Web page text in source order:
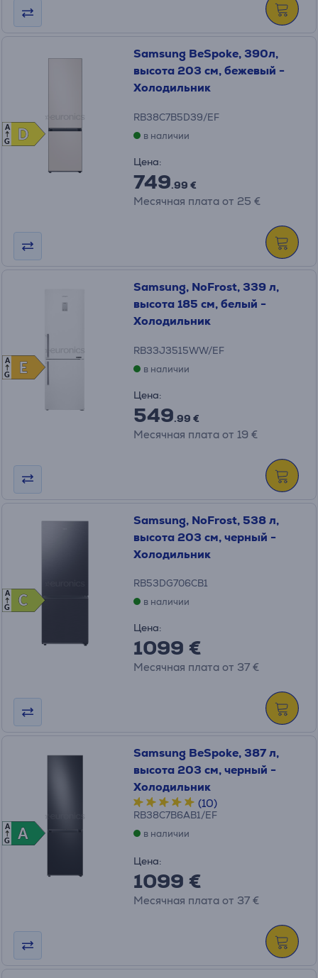
D
D
A
G
Samsung BeSpoke, 390л,
высота 203 см, бежевый -
Холодильник
RB38C7B5D39/EF
в наличии
Цена:
749.99 €
Месячная плата от 25 €
E
E
A
G
Samsung, NoFrost, 339 л,
высота 185 см, белый -
Холодильник
RB33J3515WW/EF
в наличии
Цена:
549.99 €
Месячная плата от 19 €
C
C
A
G
Samsung, NoFrost, 538 л,
высота 203 см, черный -
Холодильник
RB53DG706CB1
в наличии
Цена:
1099 €
Месячная плата от 37 €
A
A
A
G
Samsung BeSpoke, 387 л,
высота 203 см, черный -
Холодильник
(10)
RB38C7B6AB1/EF
в наличии
Цена:
1099 €
Месячная плата от 37 €